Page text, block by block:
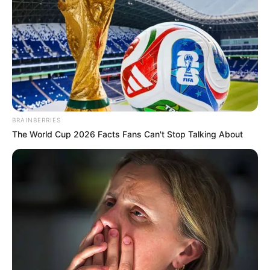
Neuropathy Has Linked To A Common Habit. Do You
NERVE FLOW
BRAINBERRIES
The World Cup 2026 Facts Fans Can't Stop Talking About